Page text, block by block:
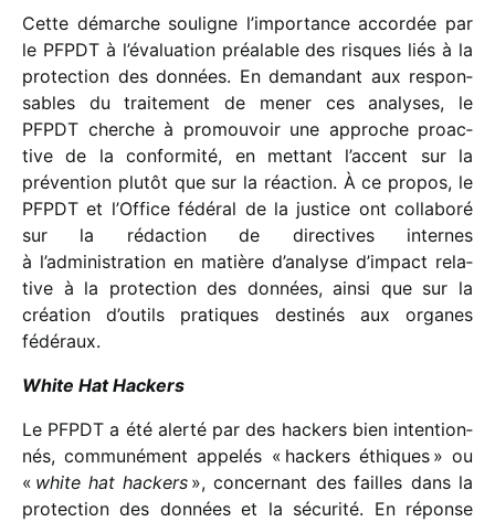
Cette démarche souligne l’importance accor­dée par
le PFPDT à l’évaluation préa­lable des risques liés à la
protec­tion des données. En deman­dant aux respon­
sables du trai­te­ment de mener ces analyses, le
PFPDT cherche à promou­voir une approche proac­
tive de la confor­mité, en mettant l’accent sur la
préven­tion plutôt que sur la réac­tion. À ce propos, le
PFPDT et l’Office fédé­ral de la justice ont colla­boré
sur la rédac­tion de direc­tives internes
à l’administration en matière d’analyse d’impact rela­
tive à la protec­tion des données, ainsi que sur la
créa­tion d’outils pratiques desti­nés aux organes
fédéraux.
White Hat Hackers
Le PFPDT a été alerté par des hackers bien inten­tion­
nés, commu­né­ment appe­lés « hackers éthiques » ou
« white hat hackers », concer­nant des failles dans la
protec­tion des données et la sécu­rité. En réponse